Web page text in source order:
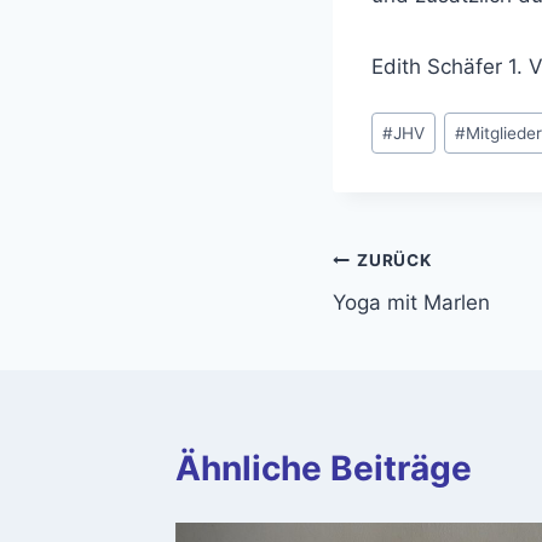
Edith Schäfer 1.
Schlagworte:
#JHV #
ZURÜCK
Yoga mit Marlen
Ähnliche Beiträge